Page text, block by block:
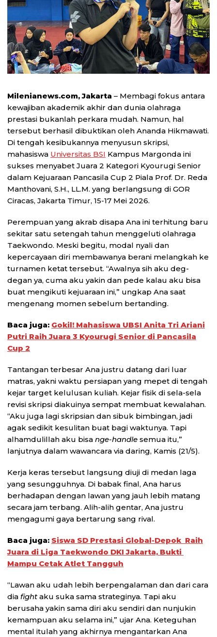
Milenianews.com, Jakarta – Membagi fokus antara
kewajiban akademik akhir dan dunia olahraga
prestasi bukanlah perkara mudah. Namun, hal
tersebut berhasil dibuktikan oleh Ananda Hikmawati.
Di tengah kesibukannya menyusun skripsi,
mahasiswa Universitas BSI Kampus Margonda ini
sukses menyabet Juara 2 Kategori Kyourugi Senior
dalam Kejuaraan Pancasila Cup 2 Piala Prof. Dr. Reda
Manthovani, S.H., LL.M. yang berlangsung di GOR
Ciracas, Jakarta Timur, 15-17 Mei 2026.
Perempuan yang akrab disapa Ana ini terhitung baru
sekitar satu setengah tahun menggeluti olahraga
Taekwondo. Meski begitu, modal nyali dan
kepercayaan diri membawanya berani melangkah ke
turnamen ketat tersebut. “Awalnya sih aku deg-
degan ya, cuma aku yakin dan pede kalau aku bisa
buat mengikuti kejuaraan ini,” ungkap Ana saat
mengenang momen sebelum bertanding.
Baca juga: Gokil! Mahasiswa UBSI Anita Tri Ariani
Putri Raih Juara 3 Kyourugi Senior di Pancasila
Cup 2
Tantangan terbesar Ana justru datang dari luar
matras, yakni waktu persiapan yang mepet di tengah
kejar target kelulusan kuliah. Kejar fisik di sela-sela
revisi skripsi diakuinya sempat membuat kewalahan.
“Aku juga lagi skripsian dan sibuk bimbingan, jadi
agak sedikit kesulitan buat bagi waktunya. Tapi
alhamdulillah aku bisa nge-handle semua itu,”
lanjutnya dalam wawancara via daring, Kamis (21/5).
Kerja keras tersebut langsung diuji di medan laga
yang sesungguhnya. Di babak final, Ana harus
berhadapan dengan lawan yang jauh lebih matang
secara jam terbang. Alih-alih gentar, Ana justru
mengagumi gaya bertarung sang rival.
Baca juga: Siswa SD Prestasi Global-Depok Raih
Juara di Liga Taekwondo DKI Jakarta, Bukti
Mampu Cetak Atlet Tangguh
“Lawan aku udah lebih berpengalaman dan dari cara
dia fight aku suka sama strateginya. Tapi aku
berusaha yakin sama diri aku sendiri dan nunjukin
kemampuan aku selama ini,” ujar Ana. Keteguhan
mental itulah yang akhirnya mengantarkan Ana